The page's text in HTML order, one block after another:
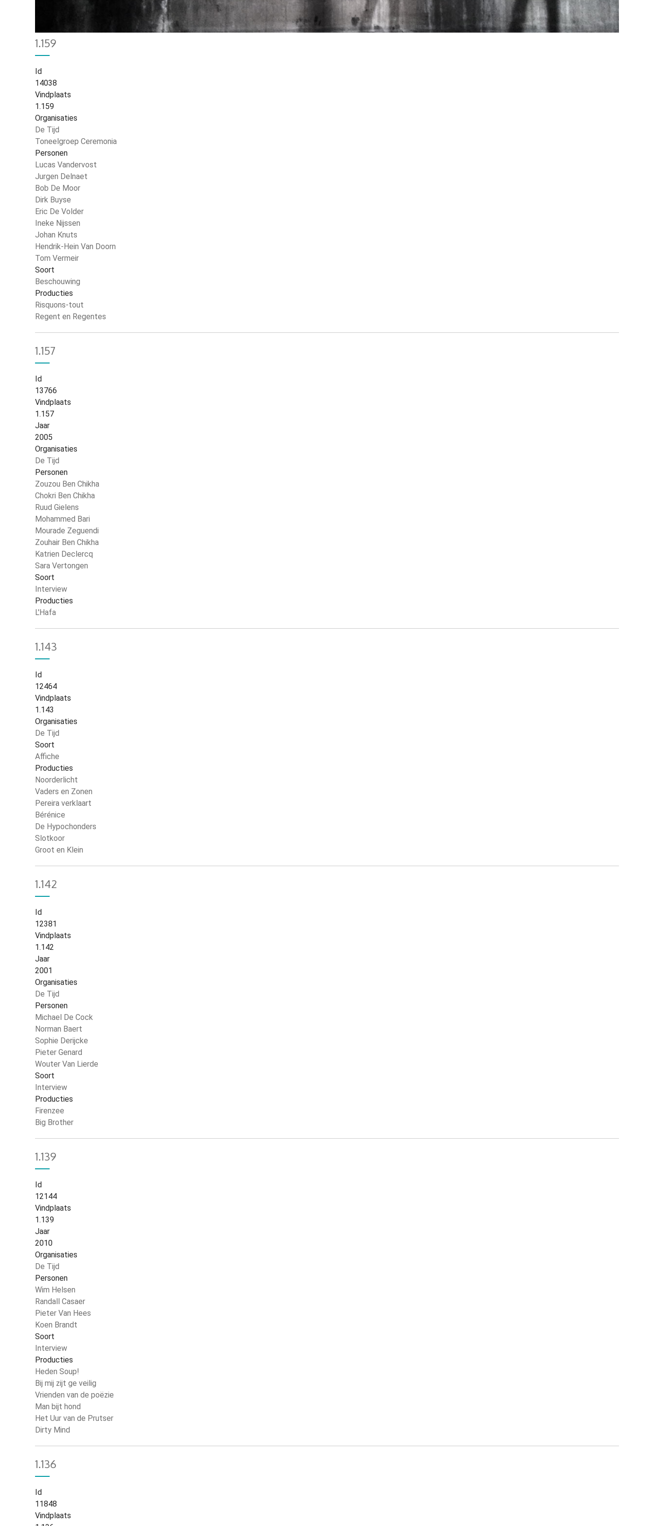
Kruimelpad
1.159
Id
14038
Vindplaats
1.159
Organisaties
De Tijd
Toneelgroep Ceremonia
Personen
Lucas Vandervost
Jurgen Delnaet
Bob De Moor
Dirk Buyse
Eric De Volder
Ineke Nijssen
Johan Knuts
Hendrik-Hein Van Doorn
Tom Vermeir
Soort
Beschouwing
Producties
Risquons-tout
Regent en Regentes
1.157
Id
13766
Vindplaats
1.157
Jaar
2005
Organisaties
De Tijd
Personen
Zouzou Ben Chikha
Chokri Ben Chikha
Ruud Gielens
Mohammed Bari
Mourade Zeguendi
Zouhair Ben Chikha
Katrien Declercq
Sara Vertongen
Soort
Interview
Producties
L'Hafa
1.143
Id
12464
Vindplaats
1.143
Organisaties
De Tijd
Soort
Affiche
Producties
Noorderlicht
Vaders en Zonen
Pereira verklaart
Bérénice
De Hypochonders
Slotkoor
Groot en Klein
1.142
Id
12381
Vindplaats
1.142
Jaar
2001
Organisaties
De Tijd
Personen
Michael De Cock
Norman Baert
Sophie Derijcke
Pieter Genard
Wouter Van Lierde
Soort
Interview
Producties
Firenzee
Big Brother
1.139
Id
12144
Vindplaats
1.139
Jaar
2010
Organisaties
De Tijd
Personen
Wim Helsen
Randall Casaer
Pieter Van Hees
Koen Brandt
Soort
Interview
Producties
Heden Soup!
Bij mij zijt ge veilig
Vrienden van de poëzie
Man bijt hond
Het Uur van de Prutser
Dirty Mind
1.136
Id
11848
Vindplaats